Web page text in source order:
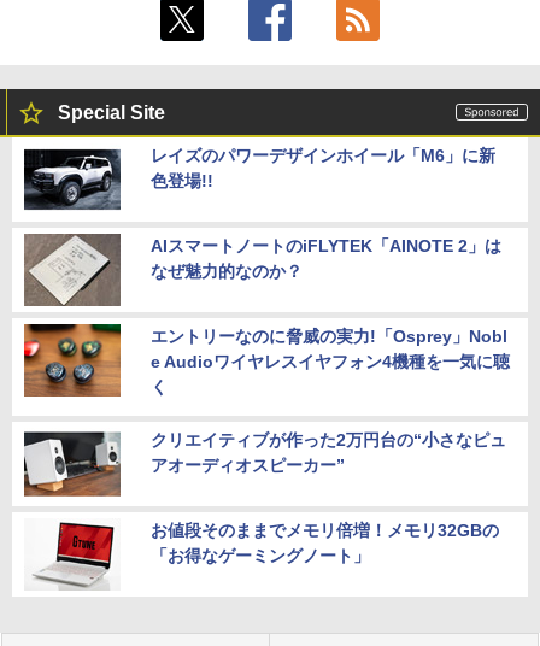
Special Site
レイズのパワーデザインホイール「M6」に新
色登場!!
AIスマートノートのiFLYTEK「AINOTE 2」は
なぜ魅力的なのか？
エントリーなのに脅威の実力!「Osprey」Nobl
e Audioワイヤレスイヤフォン4機種を一気に聴
く
クリエイティブが作った2万円台の“小さなピュ
アオーディオスピーカー”
お値段そのままでメモリ倍増！メモリ32GBの
「お得なゲーミングノート」